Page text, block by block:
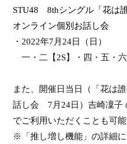
STU48
8thシングル「花は
オンライン個別お話し会
・ 2022年7 月 24日（日）
一・二【 2S】・四・五・
また、開催日当日（「花は
話し会 7 月 24日）吉崎凜子
でご利用いただくことも可能
※「推し増し機能」の詳細に